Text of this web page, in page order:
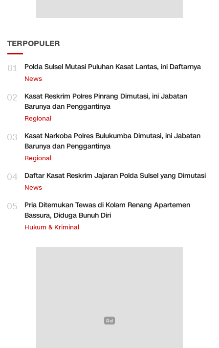
TERPOPULER
01 Polda Sulsel Mutasi Puluhan Kasat Lantas, ini Daftarnya
News
02
Kasat Reskrim Polres Pinrang Dimutasi, ini Jabatan
Barunya dan Penggantinya
Regional
03
Kasat Narkoba Polres Bulukumba Dimutasi, ini Jabatan
Barunya dan Penggantinya
Regional
04 Daftar Kasat Reskrim Jajaran Polda Sulsel yang Dimutasi
News
05
Pria Ditemukan Tewas di Kolam Renang Apartemen
Bassura, Diduga Bunuh Diri
Hukum & Kriminal